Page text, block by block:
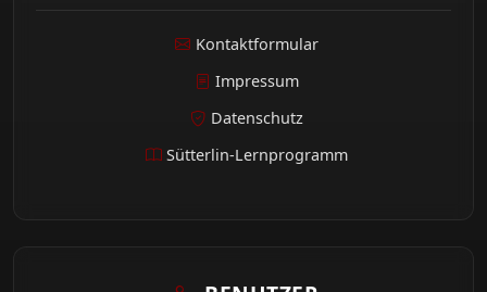
Kontaktformular
Impressum
Datenschutz
Sütterlin-Lernprogramm